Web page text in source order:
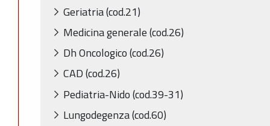
Geriatria (cod.21)
Medicina generale (cod.26)
Dh Oncologico (cod.26)
CAD (cod.26)
Pediatria-Nido (cod.39-31)
Lungodegenza (cod.60)